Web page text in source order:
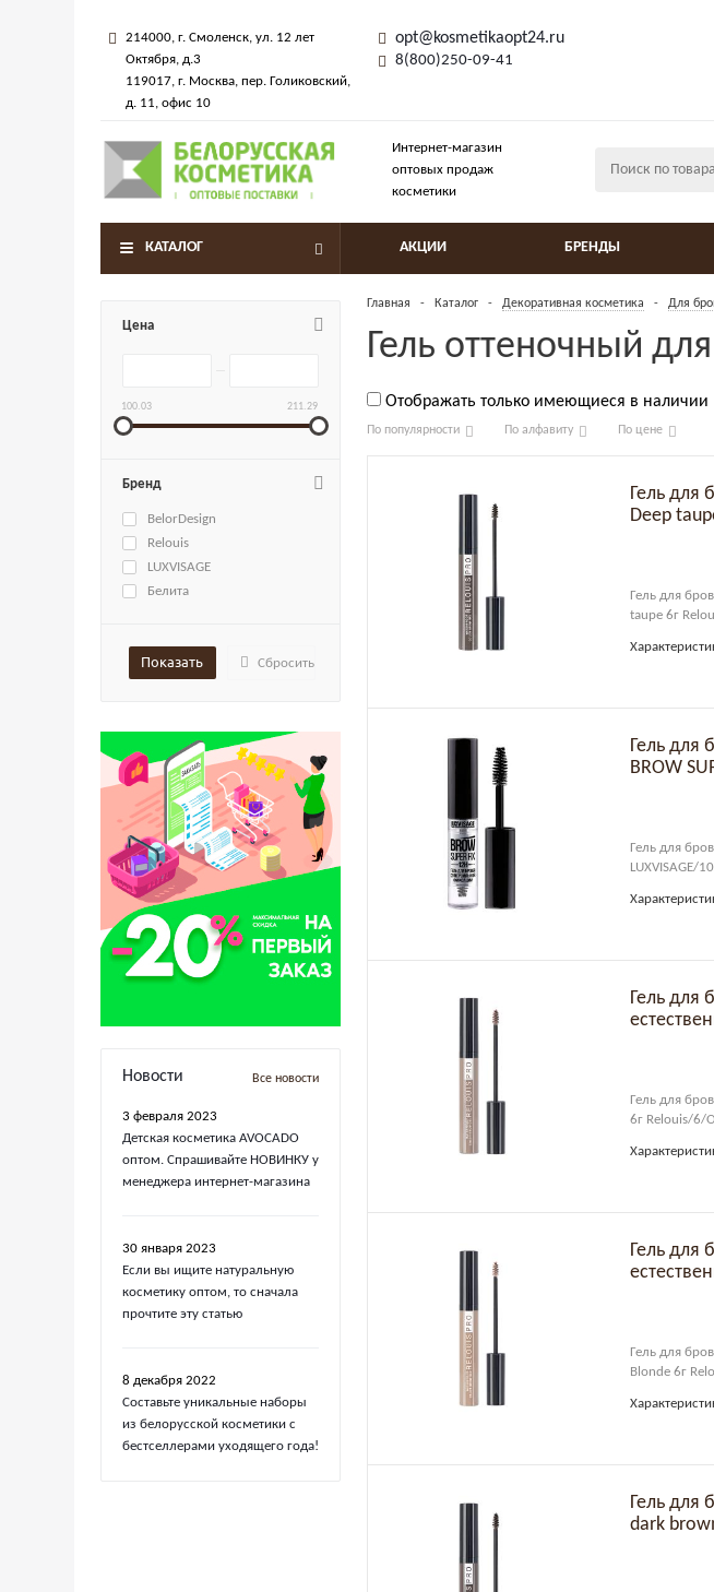
214000, г. Смоленск, ул. 12 лет
Октября, д.3
119017, г. Москва, пер. Голиковский,
д. 11, офис 10
opt@kosmetikaopt24.ru
8(800)250-09-41
Интернет-магазин
оптовых продаж
косметики
КАТАЛОГ АКЦИИ БРЕНДЫ
Цена
100.03 211.29
Бренд
BelorDesign
Relouis
LUXVISAGE
Белита
Сбросить
Новости Все новости
3 февраля 2023
Детская косметика AVOCADO
оптом. Спрашивайте НОВИНКУ у
менеджера интернет-магазина
30 января 2023
Если вы ищите натуральную
косметику оптом, то сначала
прочтите эту статью
8 декабря 2022
Составьте уникальные наборы
из белорусской косметики с
бестселлерами уходящего года!
Главная - Каталог - Декоративная косметика - Для
Гель оттеночный
Отображать только имеющиеся в наличии
По популярности По алфавиту По цене
Гель для
Deep
Гель для
taupe 6г
Гель для
BROW
Гель для
LUXVISAGE/
Гель для
Гель для
6г Relouis/6/
Гель для
Гель для
Blonde 6г
Гель для
dark